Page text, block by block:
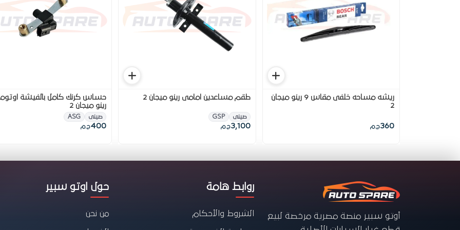
ريشه مساحه خلفى مقاس 9 رينو ميجان
2
360ج.م
طقم مساعدين امامى رينو ميجان 2
صينى GSP
3,100 ج.م
حساس كرنك كامل بالفيشة
رينو ميجان 2
صينى ASG
400ج.م
أوتو سبير منصة مصرية مرخصة لبيع
روابط هامة
الشروط والأحكام
حول اوتو سبير
من نحن